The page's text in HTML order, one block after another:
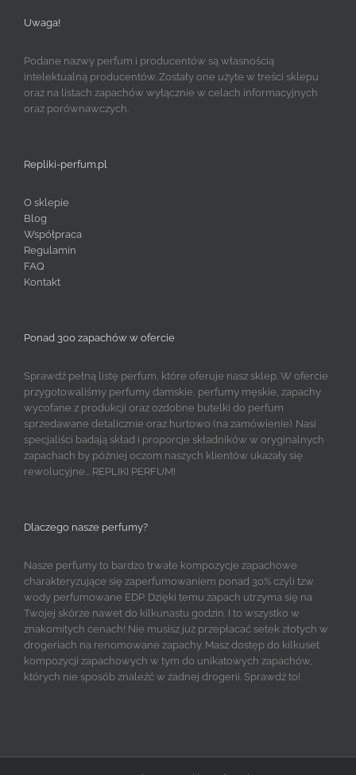
Uwaga!
Podane nazwy perfum i producentów są własnością
intelektualną producentów. Zostały one użyte w treści sklepu
oraz na listach zapachów wyłącznie w celach informacyjnych
oraz porównawczych.
Repliki-perfum.pl
O sklepie
Blog
Współpraca
Regulamin
FAQ
Kontakt
Ponad 300 zapachów w ofercie
Sprawdź pełną listę perfum, które oferuje nasz sklep. W ofercie
przygotowaliśmy perfumy damskie, perfumy męskie, zapachy
wycofane z produkcji oraz ozdobne butelki do perfum
sprzedawane detalicznie oraz hurtowo (na zamówienie). Nasi
specjaliści badają skład i proporcje składników w oryginalnych
zapachach by później oczom naszych klientów ukazały się
rewolucyjne... REPLIKI PERFUM!
Dlaczego nasze perfumy?
Nasze perfumy to bardzo trwałe kompozycje zapachowe
charakteryzujące się zaperfumowaniem ponad 30% czyli tzw.
wody perfumowane EDP. Dzięki temu zapach utrzyma się na
Twojej skórze nawet do kilkunastu godzin. I to wszystko w
znakomitych cenach! Nie musisz już przepłacać setek złotych w
drogeriach na renomowane zapachy. Masz dostęp do kilkuset
kompozycji zapachowych w tym do unikatowych zapachów,
których nie sposób znaleźć w żadnej drogerii. Sprawdź to!